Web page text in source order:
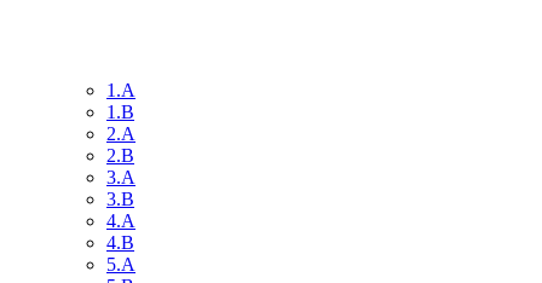
1.A
1.B
2.A
2.B
3.A
3.B
4.A
4.B
5.A